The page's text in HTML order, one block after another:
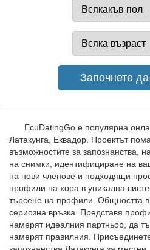
EcuDatingGo е популярна
Латакунга, Еквадор. Проектът
възможностите за запознанства,
на снимки, идентифициране на
на нови членове и подходящи
профили на хора в уникална
търсене на профили. Общността
сериозна връзка. Представя
намерят идеалния партньор, да
намерят правилния.